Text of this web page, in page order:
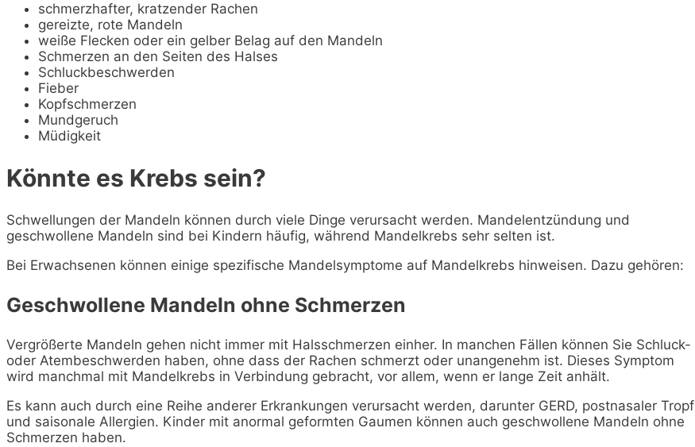
schmerzhafter, kratzender Rachen
gereizte, rote Mandeln
weiße Flecken oder ein gelber Belag auf den Mandeln
Schmerzen an den Seiten des Halses
Schluckbeschwerden
Fieber
Kopfschmerzen
Mundgeruch
Müdigkeit
Könnte es Krebs sein?
Schwellungen der Mandeln können durch viele Dinge verursacht werden. Mandelentzündung und
geschwollene Mandeln sind bei Kindern häufig, während Mandelkrebs sehr selten ist.
Bei Erwachsenen können einige spezifische Mandelsymptome auf Mandelkrebs hinweisen. Dazu gehören:
Geschwollene Mandeln ohne Schmerzen
Vergrößerte Mandeln gehen nicht immer mit Halsschmerzen einher. In manchen Fällen können Sie Schluck-
oder Atembeschwerden haben, ohne dass der Rachen schmerzt oder unangenehm ist. Dieses Symptom
wird manchmal mit Mandelkrebs in Verbindung gebracht, vor allem, wenn er lange Zeit anhält.
Es kann auch durch eine Reihe anderer Erkrankungen verursacht werden, darunter GERD, postnasaler Tropf
und saisonale Allergien. Kinder mit anormal geformten Gaumen können auch geschwollene Mandeln ohne
Schmerzen haben.